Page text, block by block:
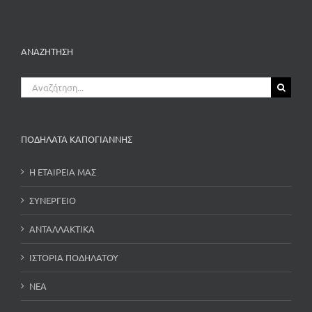
ΑΝΑΖΗΤΗΣΗ
Αναζήτηση
για:
ΠΟΔΗΛΑΤΑ ΚΑΠΟΓΙΑΝΝΗΣ
Η ΕΤΑΙΡΕΙΑ ΜΑΣ
ΣΥΝΕΡΓΕΙΟ
ΑΝΤΑΛΛΑΚΤΙΚΑ
ΙΣΤΟΡΙΑ ΠΟΔΗΛΑΤΟΥ
ΝΕΑ